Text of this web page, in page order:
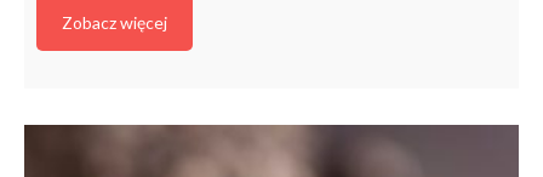
Zobacz więcej